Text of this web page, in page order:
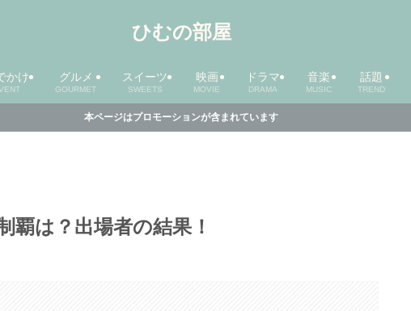
ひむの部屋
かけ グルメ
GOURMET
スイーツ
SWEETS
映画
MOVIE
ドラマ
DRAMA
音楽
MUSIC
話題
TREND
本ページはプロモーションが含まれています
覇は？出場者の結果！